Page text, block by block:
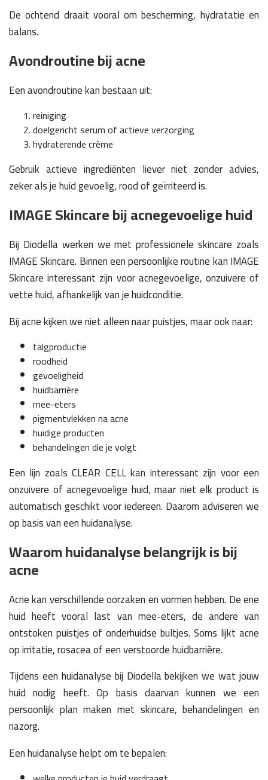
De ochtend draait vooral om bescherming, hydratatie en
balans.
Avondroutine bij acne
Een avondroutine kan bestaan uit:
reiniging
doelgericht serum of actieve verzorging
hydraterende crème
Gebruik actieve ingrediënten liever niet zonder advies,
zeker als je huid gevoelig, rood of geïrriteerd is.
IMAGE Skincare bij acnegevoelige huid
Bij Diodella werken we met professionele skincare zoals
IMAGE Skincare. Binnen een persoonlijke routine kan IMAGE
Skincare interessant zijn voor acnegevoelige, onzuivere of
vette huid, afhankelijk van je huidconditie.
Bij acne kijken we niet alleen naar puistjes, maar ook naar:
talgproductie
roodheid
gevoeligheid
huidbarrière
mee-eters
pigmentvlekken na acne
huidige producten
behandelingen die je volgt
Een lijn zoals CLEAR CELL kan interessant zijn voor een
onzuivere of acnegevoelige huid, maar niet elk product is
automatisch geschikt voor iedereen. Daarom adviseren we
op basis van een huidanalyse.
Waarom huidanalyse belangrijk is bij
acne
Acne kan verschillende oorzaken en vormen hebben. De ene
huid heeft vooral last van mee-eters, de andere van
ontstoken puistjes of onderhuidse bultjes. Soms lijkt acne
op irritatie, rosacea of een verstoorde huidbarrière.
Tijdens een huidanalyse bij Diodella bekijken we wat jouw
huid nodig heeft. Op basis daarvan kunnen we een
persoonlijk plan maken met skincare, behandelingen en
nazorg.
Een huidanalyse helpt om te bepalen: